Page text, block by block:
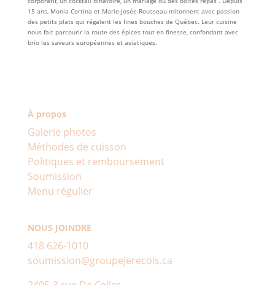
15 ans, Monia Cortina et Marie-Josée Rousseau mitonnent avec passion
des petits plats qui régalent les fines bouches de Québec. Leur cuisine
nous fait parcourir la route des épices tout en finesse, confondant avec
brio les saveurs européennes et asiatiques.
À propos
Galerie photos
Méthodes de cuisson
Politiques et remboursement
Soumission
Menu régulier
NOUS JOINDRE
418 626-1010
soumission@groupejerecois.ca